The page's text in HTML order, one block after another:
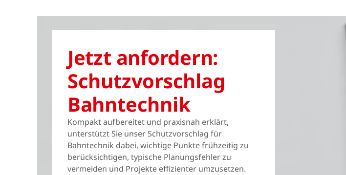
Jetzt anfordern:
Schutzvorschlag
Bahntechnik
Kompakt aufbereitet und praxisnah erklärt,
unterstützt Sie unser Schutzvorschlag für
Bahntechnik dabei, wichtige Punkte frühzeitig zu
berücksichtigen, typische Planungsfehler zu
vermeiden und Projekte effizienter umzusetzen.